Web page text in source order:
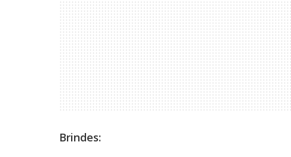
Brindes: